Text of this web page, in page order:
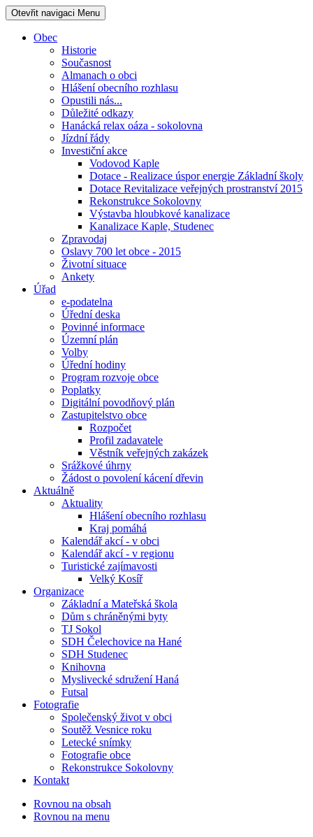
Otevřit navigaci Menu
Obec
Historie
Současnost
Almanach o obci
Hlášení obecního rozhlasu
Opustili nás...
Důležité odkazy
Hanácká relax oáza - sokolovna
Jízdní řády
Investiční akce
Vodovod Kaple
Dotace - Realizace úspor energie Základní školy
Dotace Revitalizace veřejných prostranství 2015
Rekonstrukce Sokolovny
Výstavba hloubkové kanalizace
Kanalizace Kaple, Studenec
Zpravodaj
Oslavy 700 let obce - 2015
Životní situace
Ankety
Úřad
e-podatelna
Úřední deska
Povinné informace
Územní plán
Volby
Úřední hodiny
Program rozvoje obce
Poplatky
Digitální povodňový plán
Zastupitelstvo obce
Rozpočet
Profil zadavatele
Věstník veřejných zakázek
Srážkové úhrny
Žádost o povolení kácení dřevin
Aktuálně
Aktuality
Hlášení obecního rozhlasu
Kraj pomáhá
Kalendář akcí - v obci
Kalendář akcí - v regionu
Turistické zajímavosti
Velký Kosíř
Organizace
Základní a Mateřská škola
Dům s chráněnými byty
TJ Sokol
SDH Čelechovice na Hané
SDH Studenec
Knihovna
Myslivecké sdružení Haná
Futsal
Fotografie
Společenský život v obci
Soutěž Vesnice roku
Letecké snímky
Fotografie obce
Rekonstrukce Sokolovny
Kontakt
Rovnou na obsah
Rovnou na menu